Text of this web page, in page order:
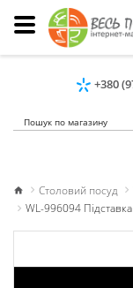
+380
Столовий посуд
WL-996094